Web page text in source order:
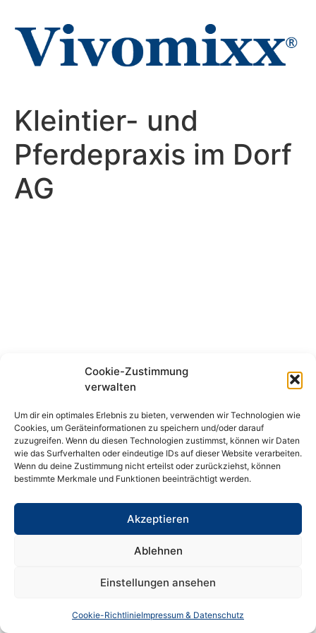
Cookie-Zustimmung
verwalten
Um dir ein optimales Erlebnis zu bieten, verwenden wir Technologien wie
Cookies, um Geräteinformationen zu speichern und/oder darauf
zuzugreifen. Wenn du diesen Technologien zustimmst, können wir Daten
wie das Surfverhalten oder eindeutige IDs auf dieser Website verarbeiten.
Wenn du deine Zustimmung nicht erteilst oder zurückziehst, können
bestimmte Merkmale und Funktionen beeinträchtigt werden.
Akzeptieren
Ablehnen
Einstellungen ansehen
Cookie-RichtlinieImpressum & Datenschutz
Inhalt
wechseln
Kleintier- und
Pferdepraxis im Dorf
AG